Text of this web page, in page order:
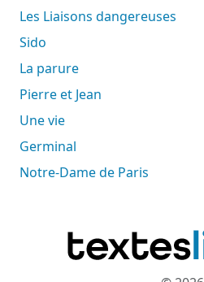
Les Liaisons dangereuses
Sido
La parure
Pierre et Jean
Une vie
Germinal
Notre-Dame de Paris